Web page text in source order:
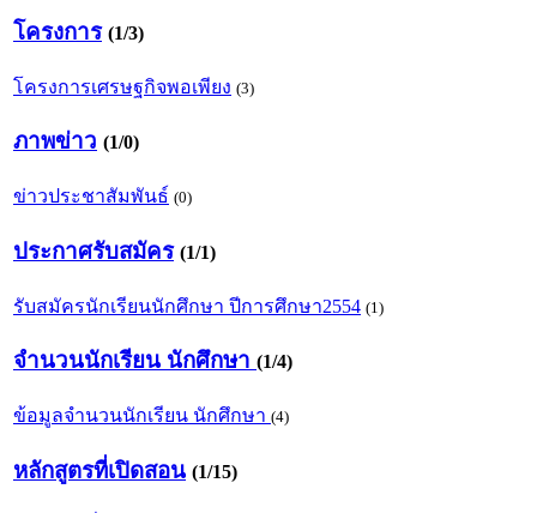
โครงการ (1/3)
โครงการเศรษฐกิจพอเพียง (3)
ภาพข่าว (1/0)
ข่าวประชาสัมพันธ์ (0)
ประกาศรับสมัคร (1/1)
รับสมัครนักเรียนนักศึกษา ปีการศึกษา2554 (1)
จำนวนนักเรียน นักศึกษา (1/4)
ข้อมูลจำนวนนักเรียน นักศึกษา (4)
หลักสูตรที่เปิดสอน (1/15)